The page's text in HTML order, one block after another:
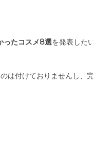
ったコスメ8選を発表した
付けておりませんし、